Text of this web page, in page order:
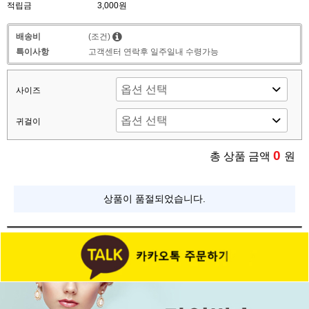
적립금 3,000원
배송비
(조건)
특이사항
고객센터 연락후 일주일내 수령가능
사이즈
귀걸이
총 상품 금액 0 원
상품이 품절되었습니다.